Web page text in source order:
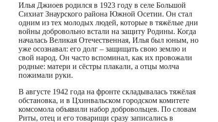
Илья Джиоев родился в 1923 году в селе Большой
Сихиат Знаурского района Южной Осетии. Он стал
одним из тех молодых людей, которые в тяжёлые дни
войны добровольно встали на защиту Родины. Когда
началась Великая Отечественная, Илья был юным, но
уже осознавал: его долг – защищать свою землю и
свой народ. Он часто вспоминал, как их провожали
родные: матери и сёстры плакали, а отцы молча
пожимали руки.
В августе 1942 года на фронте складывалась тяжёлая
обстановка, и в Цхинвальском городском комитете
комсомола объявили набор добровольцев. По словам
Риты, отец и его товарищи сразу записались в